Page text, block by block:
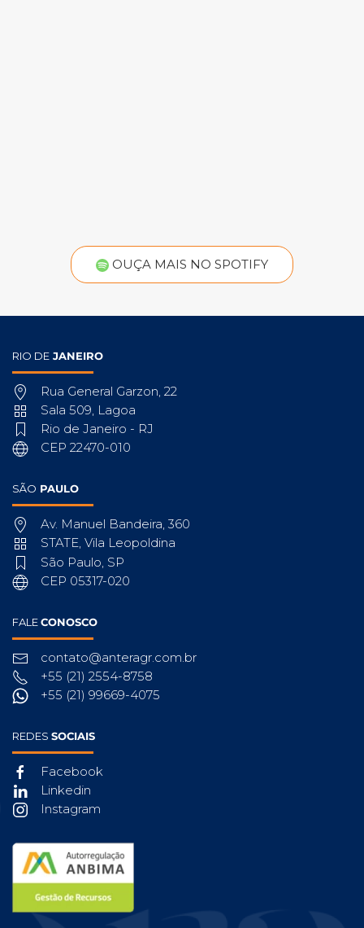
OUÇA MAIS NO SPOTIFY
RIO DE JANEIRO
Rua General Garzon, 22
Sala 509, Lagoa
Rio de Janeiro - RJ
CEP 22470-010
SÃO PAULO
Av. Manuel Bandeira, 360
STATE, Vila Leopoldina
São Paulo, SP
CEP 05317-020
FALECONOSCO
contato@anteragr.com.br
+55 (21) 2554-8758
+55 (21) 99669-4075
REDES SOCIAIS
Facebook
Linkedin
Instagram